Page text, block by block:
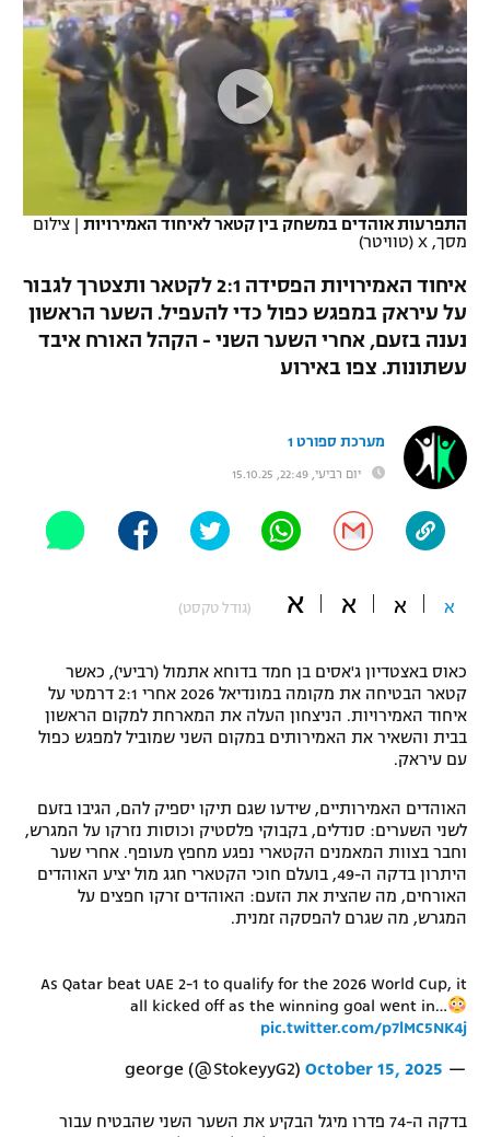
VOD
רץ ברשת
תוצאות
לוח שידורים
ברחבה
"מעל הליגה" – פודקאסט
"מחצית בשכונה" – פודקאסט
משתתפים וזוכים בפרסים
תקנון עבור פעילות אלקטרה
תקנון עבור פעילות ספורט 1 – "מרלן"
טניס
גיימינג E-Sports
תנאי שימוש
מדיניות פרטיות
רשיון להקרנה פומבית לבית עסק
הצטרפות לחבילת הערוצים
לוח דרושים – ג'ובנט
נבחרת ישראל
מכבי חיפה
בית"ר ירושלים
מכבי תל אביב
הפועל תל אביב
הפועל חיפה
הפועל באר שבע
בני יהודה
ליגה ספרדית
ליגה איטלקית
ליגה צרפתית
ליגה הולנדית
ליגה סינית
ליגה ברזילאית
כדורסל נשים
מכבי תל אביב
הפועל חולון
הפועל ירושלים
דני אבדיה
יורוליג
יורוקאפ
טניס
שחייה
אגרוף
ספורט אולימפי
UFC
היאבקות WWE
אופניים
פוטבול אמריקאי NFL
בייסבול MLB
אומנויות לחימה
גיימינג E-Sports
התפרעות אוהדים במשחק בין קטאר לאיחוד האמירויות | צילום
מסך, X (טוויטר)
איחוד האמירויות הפסידה 2:1 לקטאר ותצטרך לגבור
על עיראק במפגש כפול כדי להעפיל. השער הראשון
נענה בזעם, אחרי השער השני - הקהל האורח איבד
עשתונות. צפו באירוע
מערכת ספורט 1
יום רביעי, 22:49, 15.10.25
א א א א (גודל טקסט)
כאוס באצטדיון ג'אסים בן חמד בדוחא אתמול (רביעי), כאשר
קטאר הבטיחה את מקומה במונדיאל 2026 אחרי 2:1 דרמטי על
איחוד האמירויות. הניצחון העלה את המארחת למקום הראשון
בבית והשאיר את האמירותים במקום השני שמוביל למפגש כפול
עם עיראק.
האוהדים האמירותיים, שידעו שגם תיקו יספיק להם, הגיבו בזעם
לשני השערים: סנדלים, בקבוקי פלסטיק וכוסות נזרקו על המגרש,
וחבר בצוות המאמנים הקטארי נפגע מחפץ מעופף. אחרי שער
היתרון בדקה ה-49, בועלם חוכי הקטארי חגג מול יציע האוהדים
האורחים, מה שהצית את הזעם: האוהדים זרקו חפצים על
המגרש, מה שגרם להפסקה זמנית.
As Qatar beat UAE 2-1 to qualify for the 2026 World Cup, it
all kicked off as the winning goal went in…
pic.twitter.com/p7lMC5NK4j
— george (@StokeyyG2)
October 15, 2025
בדקה ה-74 פדרו מיגל הבקיע את השער השני שהבטיח עבור